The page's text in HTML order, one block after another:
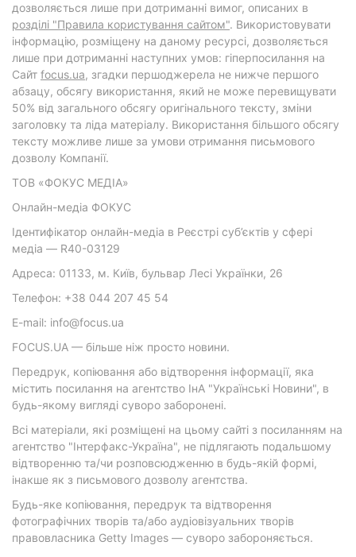
дозволяється лише при дотриманні вимог, описаних в
розділі "Правила користування сайтом". Використовувати
інформацію, розміщену на даному ресурсі, дозволяється
лише при дотриманні наступних умов: гіперпосилання на
Cайт focus.ua, згадки першоджерела не нижче першого
абзацу, обсягу використання, який не може перевищувати
50% від загального обсягу оригінального тексту, зміни
заголовку та ліда матеріалу. Використання більшого обсягу
тексту можливе лише за умови отримання письмового
дозволу Компанії.
ТОВ «ФОКУС МЕДІА»
Онлайн-медіа ФОКУС
Ідентифікатор онлайн-медіа в Реєстрі суб’єктів у сфері
медіа — R40-03129
Адреса: 01133, м. Київ, бульвар Лесі Українки, 26
Телефон: +38 044 207 45 54
E-mail: info@focus.ua
FOCUS.UA — більше ніж просто новини.
Передрук, копіювання або відтворення інформації, яка
містить посилання на агентство ІнА "Українські Новини", в
будь-якому вигляді суворо заборонені.
Всі матеріали, які розміщені на цьому сайті з посиланням на
агентство "Інтерфакс-Україна", не підлягають подальшому
відтворенню та/чи розповсюдженню в будь-якій формі,
інакше як з письмового дозволу агентства.
Будь-яке копіювання, передрук та відтворення
фотографічних творів та/або аудіовізуальних творів
правовласника Getty Images — суворо забороняється.